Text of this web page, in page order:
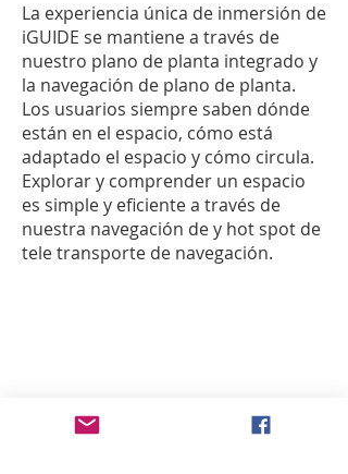
La experiencia única de inmersión de
iGUIDE se mantiene a través de
nuestro plano de planta integrado y
la navegación de plano de planta.
Los usuarios siempre saben dónde
están en el espacio, cómo está
adaptado el espacio y cómo circula.
Explorar y comprender un espacio
es simple y eficiente a través de
nuestra navegación de y hot spot de
tele transporte de navegación.